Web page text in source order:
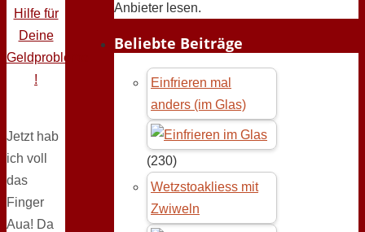
Hilfe für
Deine
Geldprobleme
!
Jetzt hab
ich voll
das
Finger
Aua! Da
Anbieter lesen.
Beliebte Beiträge
Einfrieren mal
anders (im Glas)
(230)
Wetzstoakliess mit
Zwiweln